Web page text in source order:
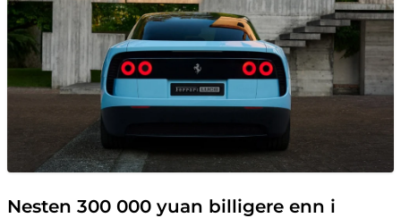
Nesten 300 000 yuan billigere enn i